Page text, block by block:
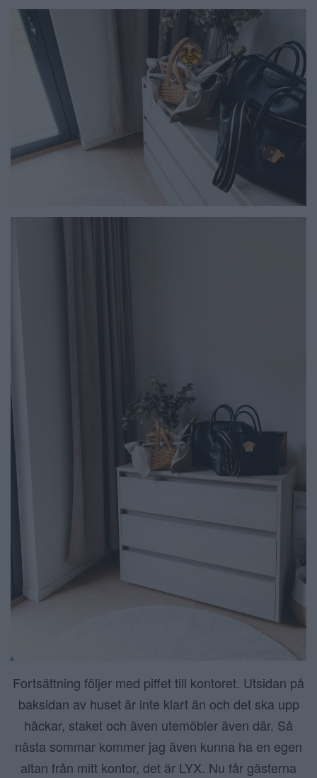
Fortsättning följer med piffet till kontoret. Utsidan på
baksidan av huset är inte klart än och det ska upp
häckar, staket och även utemöbler även där. Så
nästa sommar kommer jag även kunna ha en egen
altan från mitt kontor, det är LYX. Nu får gästerna